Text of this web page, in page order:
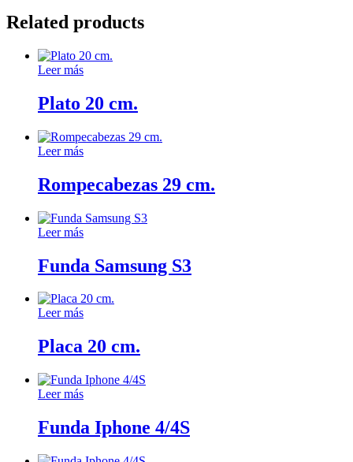
Related products
Leer más
Plato 20 cm.
Leer más
Rompecabezas 29 cm.
Leer más
Funda Samsung S3
Leer más
Placa 20 cm.
Leer más
Funda Iphone 4/4S